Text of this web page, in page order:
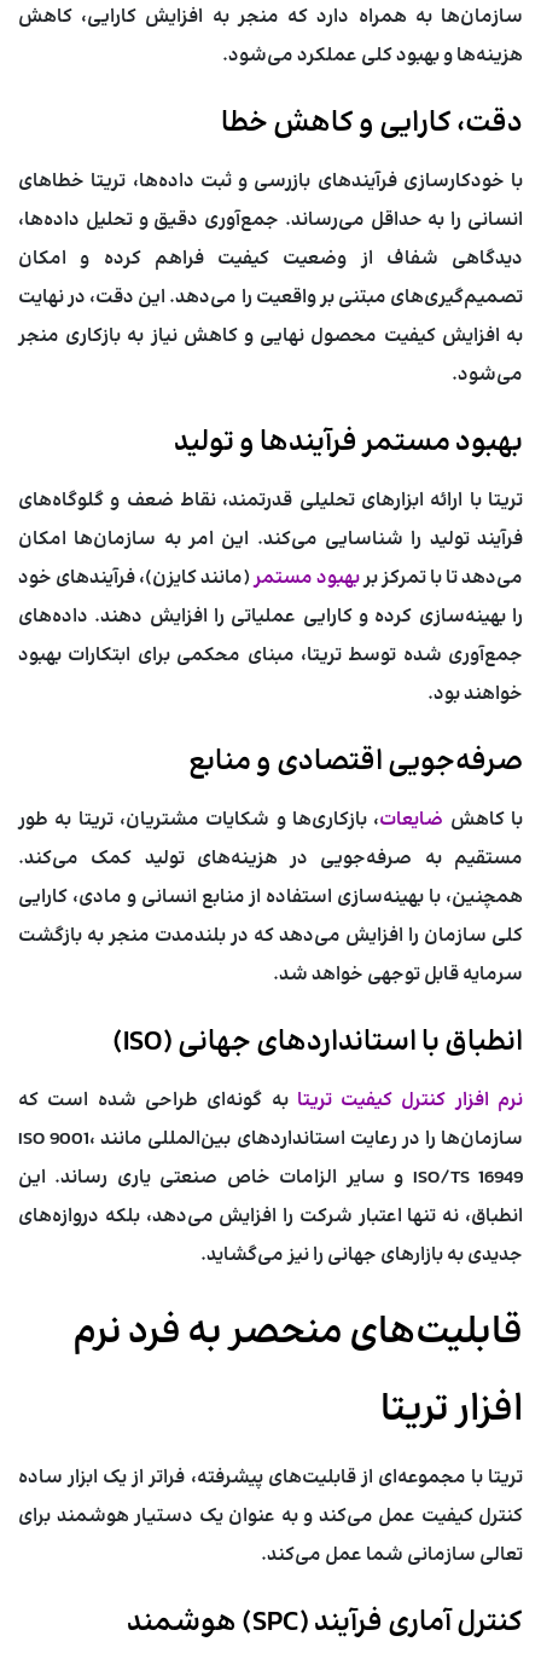
سازمان‌ها به همراه دارد که منجر به افزایش کارایی، کاهش
هزینه‌ها و بهبود کلی عملکرد می‌شود.
دقت، کارایی و کاهش خطا
با خودکارسازی فرآیندهای بازرسی و ثبت داده‌ها، تریتا خطاهای
انسانی را به حداقل می‌رساند. جمع‌آوری دقیق و تحلیل داده‌ها،
دیدگاهی شفاف از وضعیت کیفیت فراهم کرده و امکان
تصمیم‌گیری‌های مبتنی بر واقعیت را می‌دهد. این دقت، در نهایت
به افزایش کیفیت محصول نهایی و کاهش نیاز به بازکاری منجر
می‌شود.
بهبود مستمر فرآیندها و تولید
تریتا با ارائه ابزارهای تحلیلی قدرتمند، نقاط ضعف و گلوگاه‌های
فرآیند تولید را شناسایی می‌کند. این امر به سازمان‌ها امکان
می‌دهد تا با تمرکز بربهبود مستمر(مانند کایزن)، فرآیندهای خود
را بهینه‌سازی کرده و کارایی عملیاتی را افزایش دهند. داده‌های
جمع‌آوری شده توسط تریتا، مبنای محکمی برای ابتکارات بهبود
خواهند بود.
صرفه‌جویی اقتصادی و منابع
با کاهش ضایعات، بازکاری‌ها و شکایات مشتریان، تریتا به طور
مستقیم به صرفه‌جویی در هزینه‌های تولید کمک می‌کند.
همچنین، با بهینه‌سازی استفاده از منابع انسانی و مادی، کارایی
کلی سازمان را افزایش می‌دهد که در بلندمدت منجر به بازگشت
سرمایه قابل توجهی خواهد شد.
انطباق با استانداردهای جهانی (ISO)
نرم افزار کنترل کیفیت تریتا به گونه‌ای طراحی شده است که
سازمان‌ها را در رعایت استانداردهای بین‌المللی مانند ISO 9001،
ISO/TS 16949 و سایر الزامات خاص صنعتی یاری رساند. این
انطباق، نه تنها اعتبار شرکت را افزایش می‌دهد، بلکه دروازه‌های
جدیدی به بازارهای جهانی را نیز می‌گشاید.
قابلیت‌های منحصر به فرد نرم
افزار تریتا
تریتا با مجموعه‌ای از قابلیت‌های پیشرفته، فراتر از یک ابزار ساده
کنترل کیفیت عمل می‌کند و به عنوان یک دستیار هوشمند برای
تعالی سازمانی شما عمل می‌کند.
کنترل آماری فرآیند (SPC) هوشمند